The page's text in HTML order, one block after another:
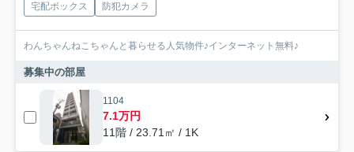
宅配ボックス
防犯カメラ
わんちゃんねこちゃんと暮らせる人気物件♪インターネット無料♪
募集中の部屋
1104
7.1万円
11階 / 23.71㎡ / 1K